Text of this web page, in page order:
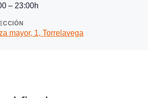
– 23:00h
mayor, 1, Torrelavega